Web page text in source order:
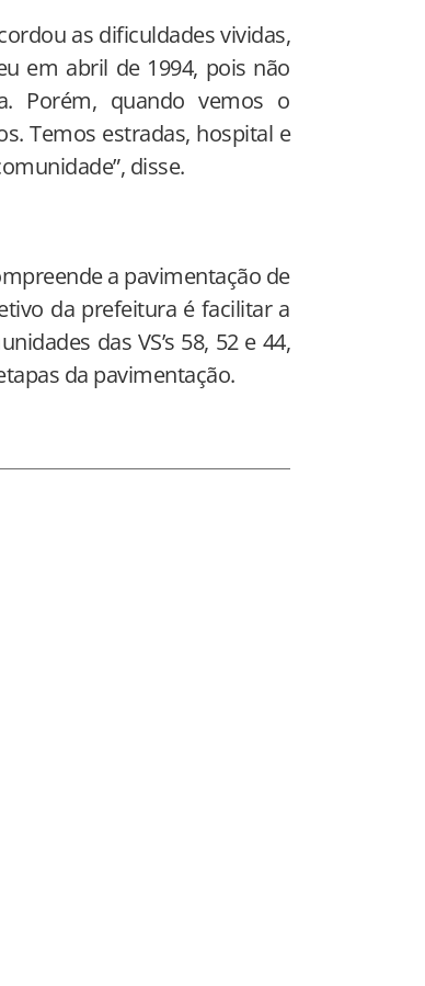
as dificuldades vividas,
em abril de 1994, pois não
Porém, quando vemos o
Temos estradas, hospital e
disse.
a pavimentação de
da prefeitura é facilitar a
das VS’s 58, 52 e 44,
da pavimentação.